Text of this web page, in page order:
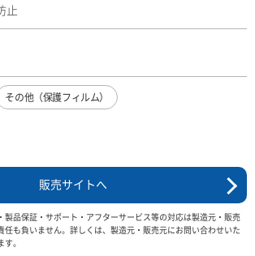
止
その他（保護フィルム）
販売サイトへ
製品保証・サポート・アフターサービス等の対応は製造元・販売
任も負いません。詳しくは、製造元・販売元にお問い合わせいた
。